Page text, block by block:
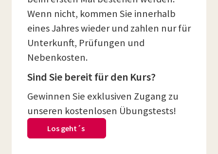
Wenn nicht, kommen Sie innerhalb
eines Jahres wieder und zahlen nur für
Unterkunft, Prüfungen und
Nebenkosten.
Sind Sie bereit für den Kurs?
Gewinnen Sie exklusiven Zugang zu
unseren kostenlosen Übungstests!
Los geht´s